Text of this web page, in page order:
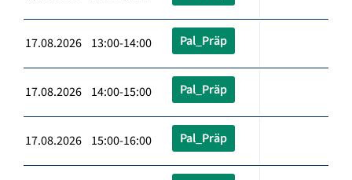
17.08.2026 13:00-14:00 Pal_Präp
17.08.2026 14:00-15:00 Pal_Präp
17.08.2026 15:00-16:00 Pal_Präp